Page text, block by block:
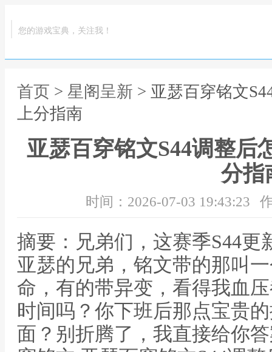
您的游戏宝典，关注我！
首页 > 星阁呈新 > 亚瑟百穿铭文
上分指南
亚瑟百穿铭文S44调整后
分指
时间：2026-07-03 19:43:23
摘要：兄弟们，这赛季S44
亚瑟的兄弟，铭文带的那叫
命，有的带异变，看得我血
时间吗？你下班后那点宝贵
面？别折腾了，我直接给你